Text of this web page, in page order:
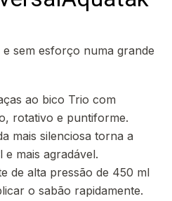
sem esforço numa grande
ao bico Trio com
rotativo e puntiforme.
mais silenciosa torna a
mais agradável.
de alta pressão de 450 ml
o sabão rapidamente.